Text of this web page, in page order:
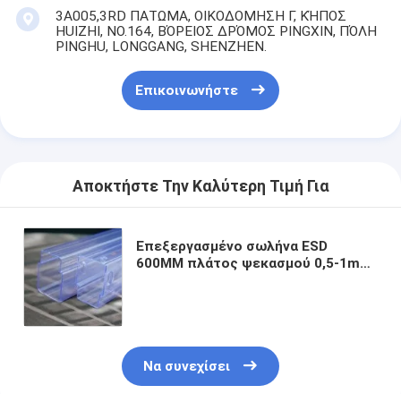
3A005,3RD ΠΑΤΩΜΑ, ΟΙΚΟΔΟΜΗΣΗ Γ, ΚΉΠΟΣ
HUIZHI, NO.164, ΒΌΡΕΙΟΣ ΔΡΌΜΟΣ PINGXIN, ΠΌΛΗ
PINGHU, LONGGANG, SHENZHEN.
Επικοινωνήστε
Αποκτήστε Την Καλύτερη Τιμή Για
Επεξεργασμένο σωλήνα ESD
600MM πλάτος ψεκασμού 0,5-1mm
Να συνεχίσει